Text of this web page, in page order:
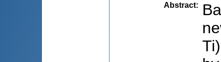
Abstract: